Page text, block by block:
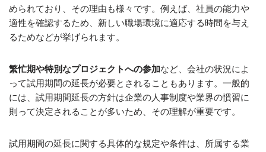
められており、その理由も様々です。例えば、社員の能力や
適性を確認するため、新しい職場環境に適応する時間を与え
るためなどが挙げられます。
繁忙期や特別なプロジェクトへの参加など、会社の状況によ
って試用期間の延長が必要とされることもあります。一般的
には、試用期間延長の方針は企業の人事制度や業界の慣習に
則って決定されることが多いため、その理解が重要です。
試用期間の延長に関する具体的な規定や条件は、所属する業